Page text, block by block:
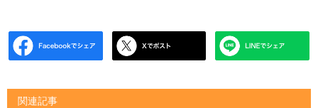
関連記事